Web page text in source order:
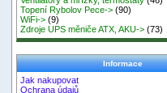
Topení Rybolov Pece-> (90)
WiFi-> (9)
Zdroje UPS měniče ATX, AKU-> (73)
Informace
Jak nakupovat
Ochrana údajů